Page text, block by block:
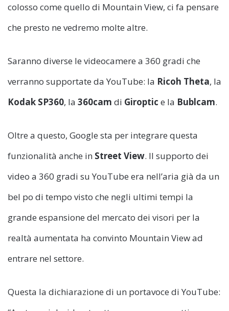
colosso come quello di Mountain View, ci fa pensare
che presto ne vedremo molte altre.
Saranno diverse le videocamere a 360 gradi che
verranno supportate da YouTube: la Ricoh Theta, la
Kodak SP360, la 360cam di Giroptic e la Bublcam.
Oltre a questo, Google sta per integrare questa
funzionalità anche in Street View. Il supporto dei
video a 360 gradi su YouTube era nell’aria già da un
bel po di tempo visto che negli ultimi tempi la
grande espansione del mercato dei visori per la
realtà aumentata ha convinto Mountain View ad
entrare nel settore.
Questa la dichiarazione di un portavoce di YouTube: